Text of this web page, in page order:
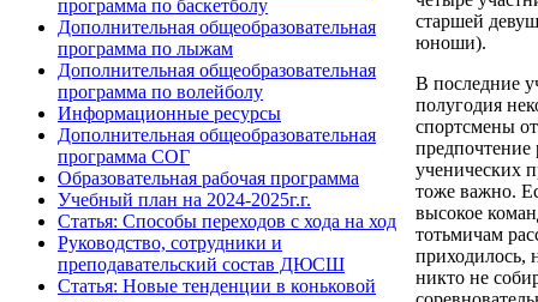
программа по баскетболу
Дополнительная общеобразовательная
программа по лыжам
Дополнительная общеобразовательная
программа по волейболу
Информационные ресурсы
Дополнительная общеобразовательная
программа СОГ
Образовательная рабочая программа
Учебный план на 2024-2025г.г.
Статья: Способы переходов с хода на ход
Руководство, сотрудники и
преподавательский состав ДЮСШ
Статья: Новые тенденции в коньковой
старшей
юноши).
В последние
полугодия
спортсмены
ученических
тоже важно.
высокое
тотьмичам
приходилось,
никто не